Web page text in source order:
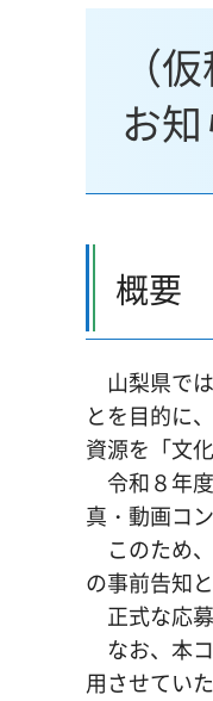
（
お
概要
山梨県で
とを目的に
資源を「文
令和８年
真・動画コ
このため
の事前告知
正式な応
なお、本
用させてい